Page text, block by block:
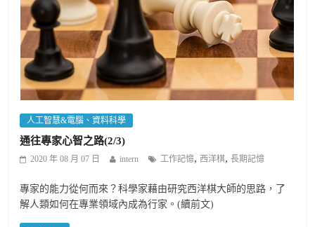
人工智慧&電腦、資料科學
通往專家心智之路(2/3)
2020 年 08 月 07 日 intern 工作記憶,西洋棋,長期記憶
專家的能力從何而來？科學家藉由研究西洋棋大師的思路，了
解人類如何在專業領域內成為行家。(續前文)